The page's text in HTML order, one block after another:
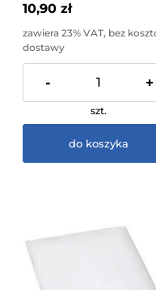
10,90 zł
zawiera 23% VAT, bez
dostawy
- +
szt.
do koszyka